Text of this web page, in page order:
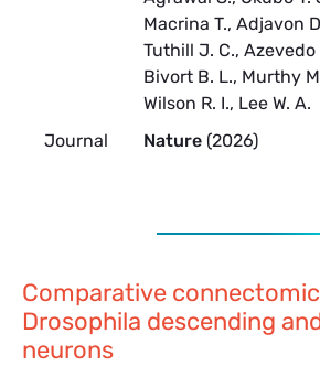
Macrina T., Adjavon
Tuthill J. C., Azevedo
Bivort B. L., Murthy
Wilson R. I., Lee W. A.
Journal
Nature (2026)
Comparative
Drosophila descending
neurons